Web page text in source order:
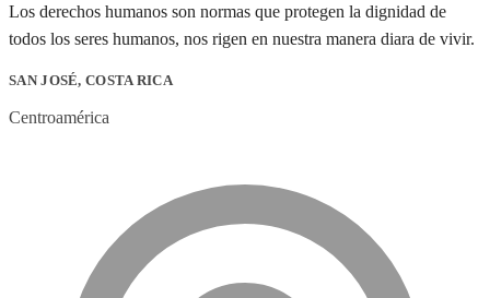
Los derechos humanos son normas que protegen la dignidad de
todos los seres humanos, nos rigen en nuestra manera diara de vivir.
SAN JOSÉ, COSTA RICA
Centroamérica